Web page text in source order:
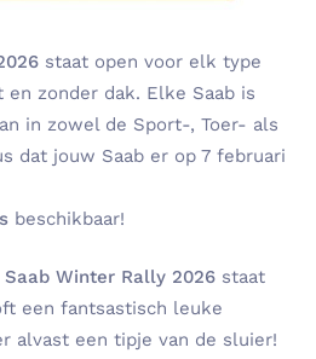
staat open voor elk type
en zonder dak. Elke Saab is
in zowel de Sport-, Toer- als
dat jouw Saab er op 7 februari
beschikbaar!
Saab Winter Rally 2026 staat
een fantsastisch leuke
alvast een tipje van de sluier!